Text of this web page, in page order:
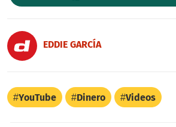
EDDIE GARCÍA
YouTube Dinero Videos